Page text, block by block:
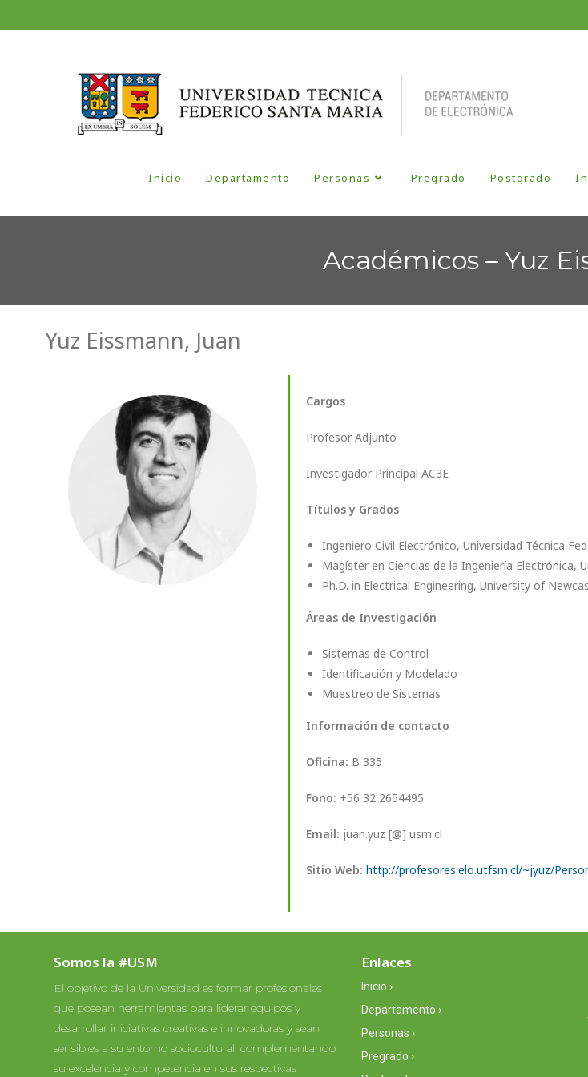
Inicio Departamento Personas Pregrado Postgrado
Académicos – Yuz
Yuz Eissmann, Juan
Cargos
Profesor Adjunto
Investigador Principal AC3E
Títulos y Grados
Ingeniero Civil Electrónico, Universidad Técnica
Magíster en Ciencias de la Ingeniería Electrónica,
Ph.D. in Electrical Engineering, University of
Áreas de Investigación
Sistemas de Control
Identificación y Modelado
Muestreo de Sistemas
Información de contacto
Oficina: B 335
Fono: +56 32 2654495
Email: juan.yuz [@] usm.cl
Sitio Web: http://profesores.elo.utfsm.cl/~jyuz/
Somos la #USM
El objetivo de la Universidad es formar profesionales
que posean herramientas para liderar equipos y
desarrollar iniciativas creativas e innovadoras y sean
sensibles a su entorno sociocultural, complementando
su excelencia y competencia en sus respectivas
Enlaces
Inicio ›
Departamento ›
Personas ›
Pregrado ›